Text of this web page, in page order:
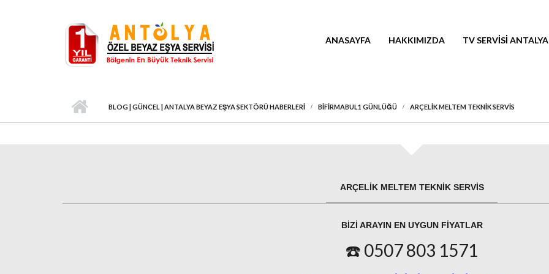
ANASAYFA HAKKIMIZDA TV SERVISI ANTALYA
BLOG | GÜNCEL | ANTALYA BEYAZ EŞYA SEKTÖRÜ HABERLERI BIFIRMABUL1 GÜNLÜĞÜ ARÇELIK MELTEM TEKNIK SERVIS
ARÇELIK MELTEM TEKNIK SERVIS
BIZI ARAYIN EN UYGUN FIYATLAR
☎️ 0507 803 1571